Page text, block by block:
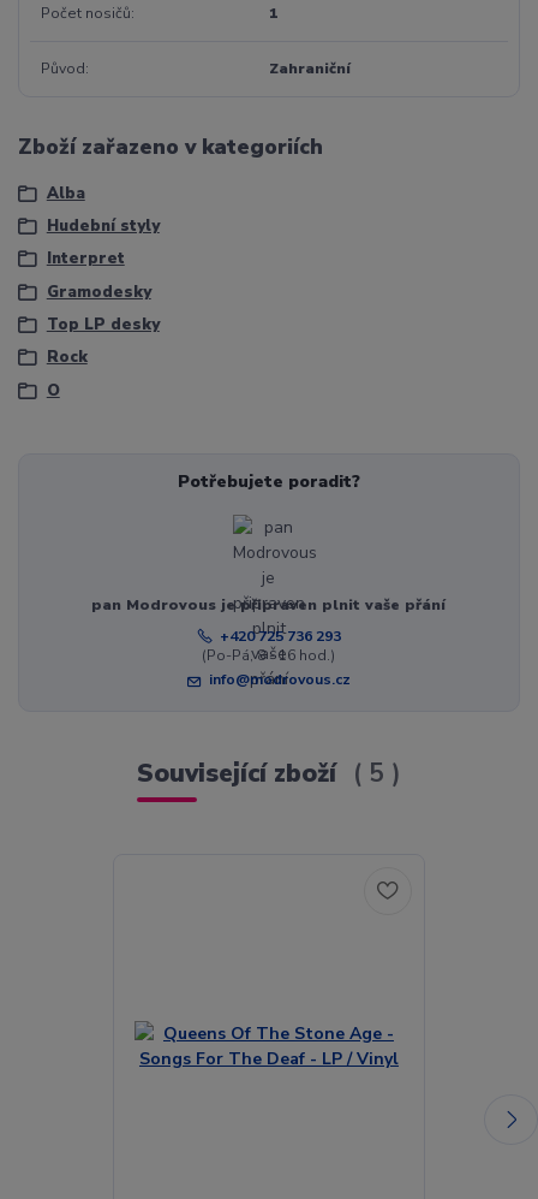
Počet nosičů 1
Původ Zahraniční
Zboží zařazeno v kategoriích
Alba
Hudební styly
Interpret
Gramodesky
Top LP desky
Rock
O
Potřebujete poradit?
pan Modrovous je připraven plnit vaše přání
+420 725 736 293
(Po-Pá, 8 - 16 hod.)
info@modrovous.cz
Související zboží 5